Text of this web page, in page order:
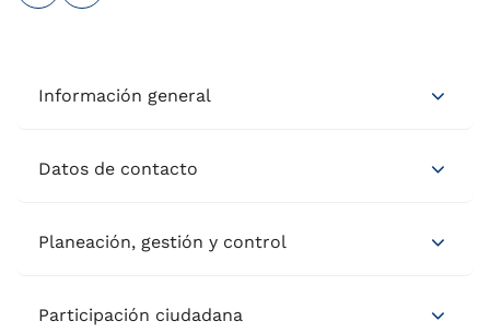
Información general
Datos de contacto
Planeación, gestión y control
Participación ciudadana